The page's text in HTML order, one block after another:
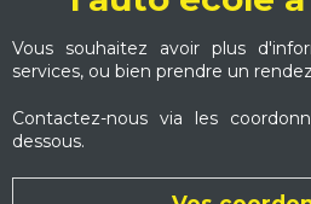
Vous souhaitez avoir plus
services, ou bien prendre un
Contactez-nous via les
dessous.